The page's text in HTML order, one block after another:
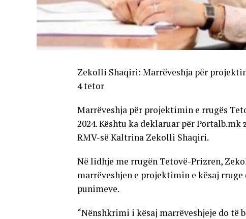
Zekolli Shaqiri: Marrëveshja për
4 tetor
Marrëveshja për projektimin e rrugës
2024. Kështu ka deklaruar për
RMV-së Kaltrina Zekolli Shaqiri.
Në lidhje me rrugën Tetovë-Prizren,
marrëveshjen e projektimin e kësaj
punimeve.
“Nënshkrimi i kësaj marrëveshjeje do të